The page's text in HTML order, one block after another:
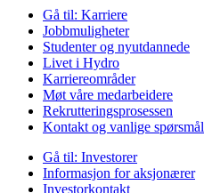
Gå til: Karriere
Jobbmuligheter
Studenter og nyutdannede
Livet i Hydro
Karriereområder
Møt våre medarbeidere
Rekrutteringsprosessen
Kontakt og vanlige spørsmål
Gå til: Investorer
Informasjon for aksjonærer
Investorkontakt